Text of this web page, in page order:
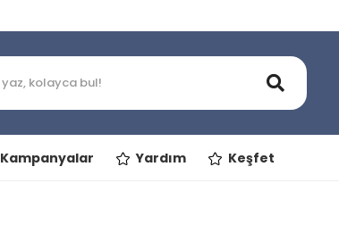
Kampanyalar Yardım Keşfet